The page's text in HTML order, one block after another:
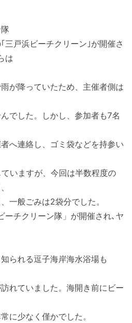
戸浜ビーチクリーン｣が開催さ
は
が降っていたため、主催者側は
でした。しかし、参加者も7名
へ連絡し、ゴミ袋などを持参い
いますが、今回は半数程度の
一般ごみは2袋分でした。
ーチクリーン隊」が開催され､ヤ
られる逗子海岸海水浴場も
れていました。海開き前にビー
に少なく僅かでした。